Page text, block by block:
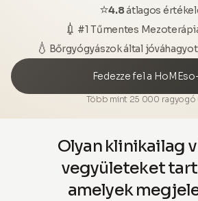
⭐4.8átlagos
💉 #1 Tűmentes
💧 Bőrgyógyászok által
Fedezze fel a
Több mint 25 000 ragyogó
Olyan klinikailag
vegyületeket
amelyek